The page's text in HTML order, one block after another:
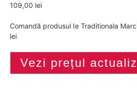
109,00 lei
Comandă produsul Ie Traditionala
lei
Vezi prețul